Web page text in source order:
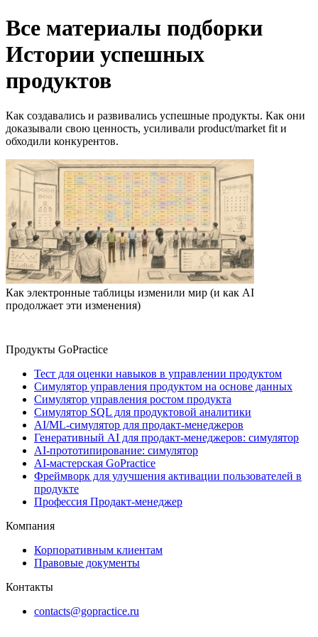
Все материалы подборки
Истории успешных
продуктов
Как создавались и развивались успешные продукты. Как они
доказывали свою ценность, усиливали product/market fit и
обходили конкурентов.
Как электронные таблицы изменили мир (и как AI
продолжает эти изменения)
Продукты GoPractice
Тест для оценки навыков в управлении продуктом
Симулятор управления продуктом на основе данных
Симулятор управления ростом продукта
Симулятор SQL для продуктовой аналитики
AI/ML-симулятор для продакт-менеджеров
Генеративный AI для продакт-менеджеров: симулятор
AI-прототипирование: симулятор
AI-мастерская GoPractice
Фреймворк для улучшения активации пользователей в
продукте
Профессия Продакт-менеджер
Компания
Корпоративным клиентам
Правовые документы
Контакты
contacts@gopractice.ru